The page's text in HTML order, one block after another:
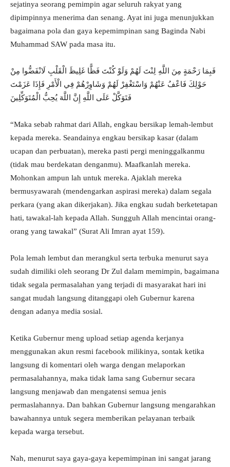
sejatinya seorang pemimpin agar seluruh rakyat yang
dipimpinnya menerima dan senang. Ayat ini juga menunjukkan
bagaimana pola dan gaya kepemimpinan sang Baginda Nabi
Muhammad SAW pada masa itu.
فَبِمَا رَحْمَةٍ مِنَ اللَّهِ لِنْتَ لَهُمْ وَلَوْ كُنْتَ فَظًّا غَلِيظَ الْقَلْبِ لَانْفَضُّوا مِنْ
حَوْلِكَ فَاعْفُ عَنْهُمْ وَاسْتَغْفِرْ لَهُمْ وَشَاوِرْهُمْ فِي الْأَمْرِ فَإِذَا عَزَمْتَ
فَتَوَكَّلْ عَلَى اللَّهِ إِنَّ اللَّهَ يُحِبُّ الْمُتَوَكِّلِينَ
“Maka sebab rahmat dari Allah, engkau bersikap lemah-lembut
kepada mereka. Seandainya engkau bersikap kasar (dalam
ucapan dan perbuatan), mereka pasti pergi meninggalkanmu
(tidak mau berdekatan denganmu). Maafkanlah mereka.
Mohonkan ampun lah untuk mereka. Ajaklah mereka
bermusyawarah (mendengarkan aspirasi mereka) dalam segala
perkara (yang akan dikerjakan). Jika engkau sudah berketetapan
hati, tawakal-lah kepada Allah. Sungguh Allah mencintai orang-
orang yang tawakal” (Surat Ali Imran ayat 159).
Pola lemah lembut dan merangkul serta terbuka menurut saya
sudah dimiliki oleh seorang Dr Zul dalam memimpin, bagaimana
tidak segala permasalahan yang terjadi di masyarakat hari ini
sangat mudah langsung ditanggapi oleh Gubernur karena
dengan adanya media sosial.
Ketika Gubernur meng upload setiap agenda kerjanya
menggunakan akun resmi facebook milikinya, sontak ketika
langsung di komentari oleh warga dengan melaporkan
permasalahannya, maka tidak lama sang Gubernur secara
langsung menjawab dan mengatensi semua jenis
permaslahannya. Dan bahkan Gubernur langsung mengarahkan
bawahannya untuk segera memberikan pelayanan terbaik
kepada warga tersebut.
Nah, menurut saya gaya-gaya kepemimpinan ini sangat jarang